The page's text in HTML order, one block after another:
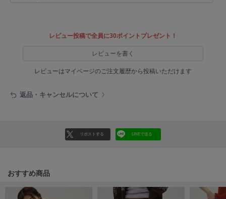
メイドオブオーガニクス
MICHU COQUETTE
ミチュ コケット
ミースロエ
MOIGE
レビュー投稿で全員に30ポイントプレゼント！
レビューを書く
レビューはマイページのご注文履歴から投稿いただけます
返品・キャンセルについて
リポストする LINEで送る
おすすめ商品